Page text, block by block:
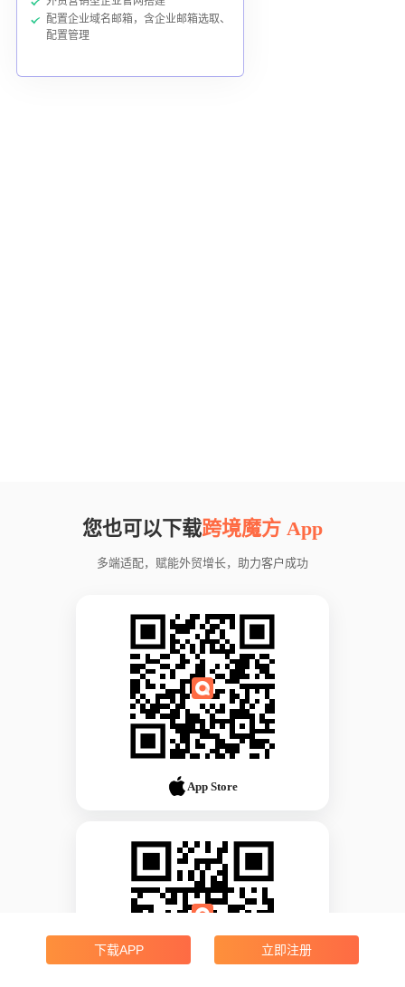
配置企业域名邮箱，含企业邮箱选取、
配置管理
您也可以下载跨境魔方 App
多端适配，赋能外贸增长，助力客户成功
App Store
下载APP 立即注册